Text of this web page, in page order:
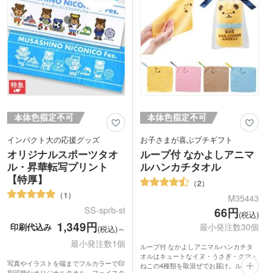
インパクト大の応援グッズ
オリジナルスポーツタオ
ル・昇華転写プリント
【特厚】
1
SS-sprb-st
印刷代込み 1,349円(税込)～
最小発注数1個
写真やイラストを端までフルカラーで印
お子さまが喜ぶプチギフト
ループ付 なかよしアニマ
ルハンカチタオル
2
M35443
66円(税込)
最小発注数30個
ループ付 なかよしアニマルハンカチタ
オルはキュートなイヌ・うさぎ・クマ・
ねこの4種類を取混ぜでお届け。ループ